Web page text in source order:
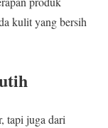
kulit yang bersih
tapi juga dari